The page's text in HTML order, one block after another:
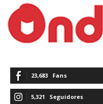
23,683 Fans
5,321 Seguidores